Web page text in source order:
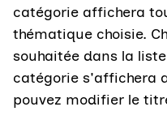
catégorie affichera
thématique choisie.
souhaitée dans la
catégorie s'affichera
pouvez modifier le